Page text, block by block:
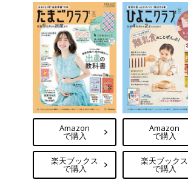
Amazon
で購入
楽天ブックス
で購入
Amazon
で購入
楽天ブックス
で購入